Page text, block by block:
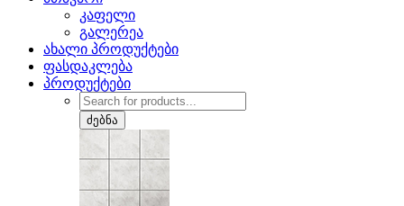
კაფელი
გალერეა
ახალი პროდუქტები
ფასდაკლება
პროდუქტები
Products
search
ძებნა